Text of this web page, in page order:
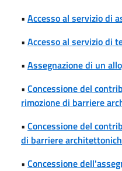
• Accesso al servizio di
• Accesso al servizio di
• Assegnazione di un
• Concessione del
rimozione di barriere
• Concessione del
di barriere
• Concessione